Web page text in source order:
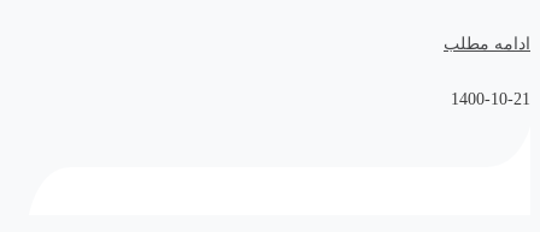
ادامه مطلب
1400-10-21